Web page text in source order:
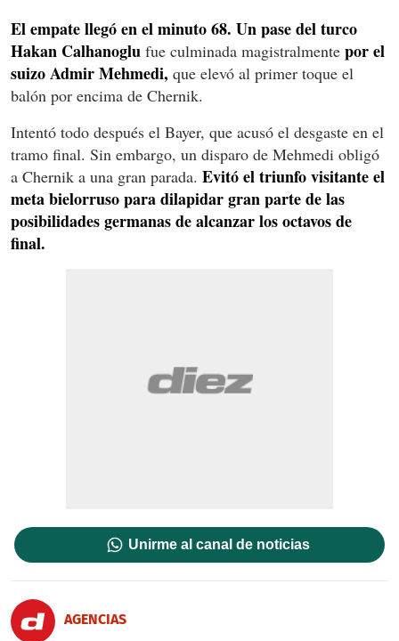
El empate llegó en el minuto 68. Un pase del turco
Hakan Calhanoglu fue culminada magistralmente por el
suizo Admir Mehmedi, que elevó al primer toque el
balón por encima de Chernik.
Intentó todo después el Bayer, que acusó el desgaste en el
tramo final. Sin embargo, un disparo de Mehmedi obligó
a Chernik a una gran parada. Evitó el triunfo visitante el
meta bielorruso para dilapidar gran parte de las
posibilidades germanas de alcanzar los octavos de
final.
Unirme al canal de noticias
AGENCIAS